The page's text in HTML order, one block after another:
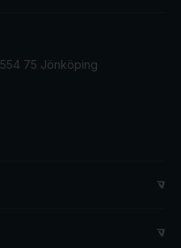
554 75 Jönköping